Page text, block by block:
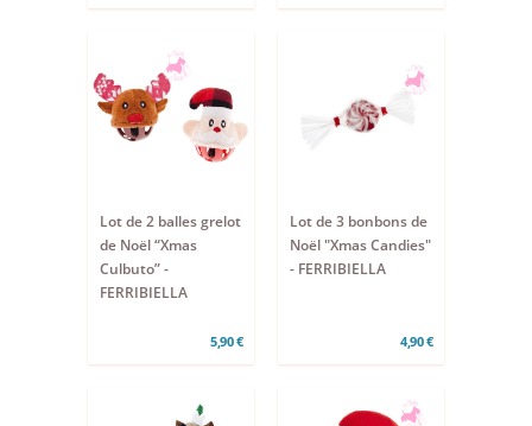
Lot de 2 balles grelot
de Noël “Xmas
Culbuto” -
FERRIBIELLA
5,90 €
Lot de 3 bonbons de
Noël "Xmas Candies"
- FERRIBIELLA
4,90 €